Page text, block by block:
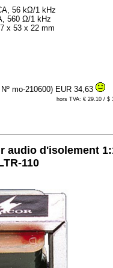
56 kΩ/1 kHz
560 Ω/1 kHz
x 53 x 22 mm
mo-210600) EUR 34,63
hors TVA: € 29.10 / $
audio d'isolement
110